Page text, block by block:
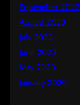
September 2023
August 2023
July 2023
June 2023
May 2023
January 2020